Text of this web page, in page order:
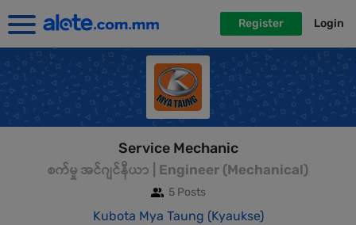
Register Login
Service Mechanic
စက်မှု အင်ဂျင်နီယာ | Engineer (Mechanical)
5 Posts
Kubota Mya Taung (Kyaukse)